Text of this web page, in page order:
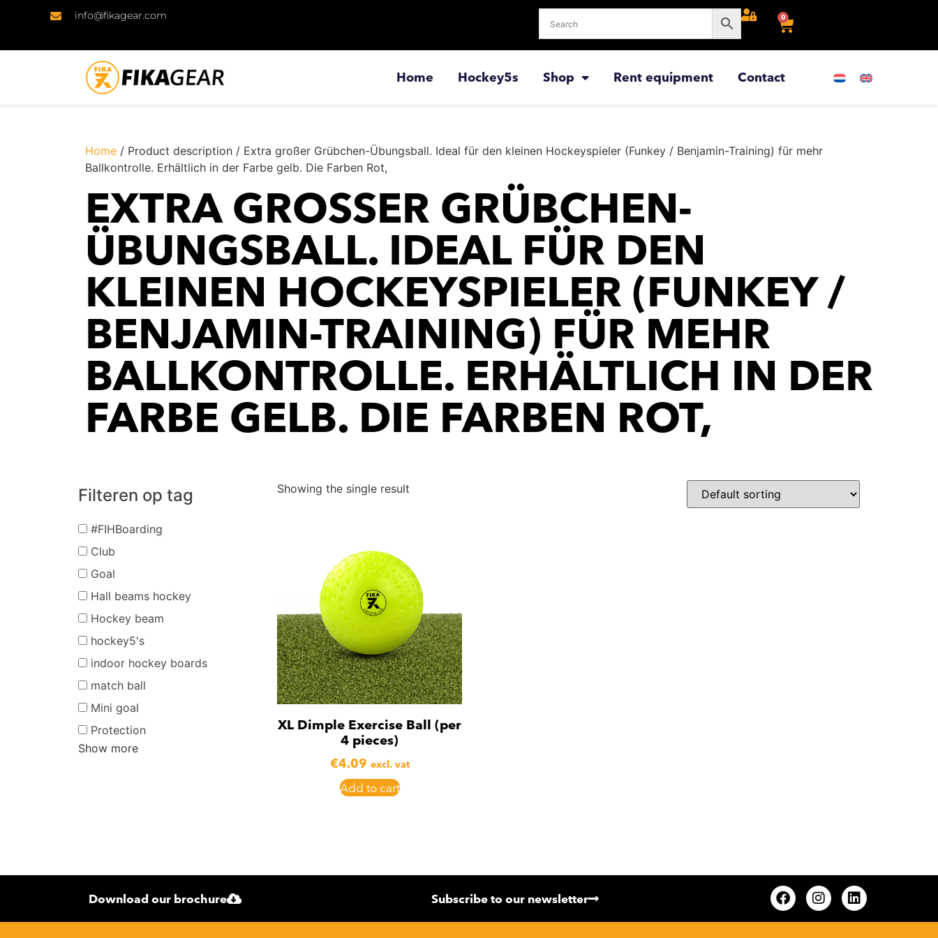
info@fikagear.com 0
Home Hockey5s Shop Rent equipment Contact
Home / Product description / Extra großer Grübchen-Übungsball. Ideal für den kleinen Hockeyspieler (Funkey / Benjamin-Training) für mehr
Ballkontrolle. Erhältlich in der Farbe gelb. Die Farben Rot,
EXTRA GROSSER GRÜBCHEN-Ü
BUNGSBALL. IDEAL FÜR DEN K
LEINEN HOCKEYSPIELER (FUNKEY / B
ENJAMIN-TRAINING) FÜR MEHR B
ALLKONTROLLE. ERHÄLTLICH IN DER F
ARBE GELB. DIE FARBEN ROT,
Filteren op tag
#FIHBoarding
Club
Goal
Hall beams hockey
Hockey beam
hockey5's
indoor hockey boards
match ball
Mini goal
Protection
Show more
Showing the single result
XL Dimple Exercise Ball (per
4 pieces)
€4.09 excl. vat
Add to cart
Download our brochure Subscribe to our newsletter